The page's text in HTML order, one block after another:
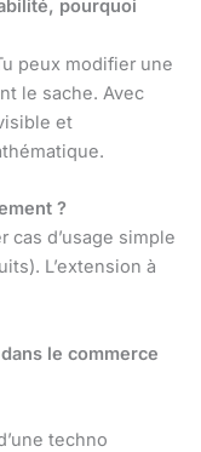
pourquoi
peux modifier une
le sache. Avec
et
?
cas d’usage simple
L’extension à
le commerce
techno